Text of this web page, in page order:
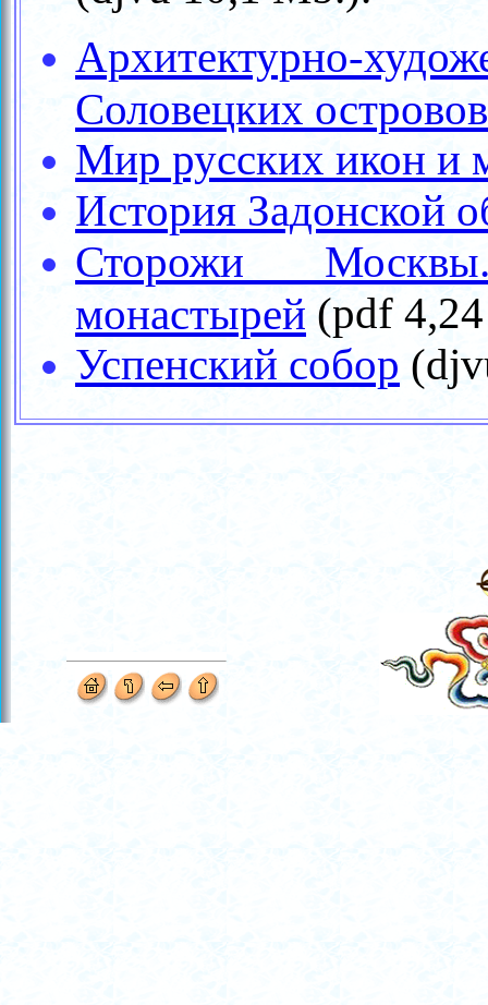
Архитектурно-
Соловецких островов
Мир русских икон и
История Задонской
Сторожи
монастырей (pdf 4,24
Успенский собор